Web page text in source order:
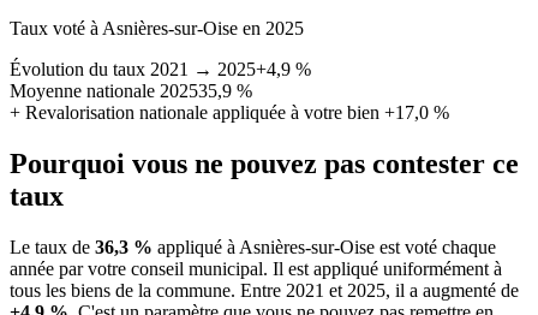
Taux voté à Asnières-sur-Oise en 2025
Évolution du taux 2021 → 2025+4,9 %
Moyenne nationale 202535,9 %
+ Revalorisation nationale appliquée à votre bien +17,0 %
Pourquoi vous ne pouvez pas contester ce
taux
Le taux de 36,3 % appliqué à Asnières-sur-Oise est voté chaque
année par votre conseil municipal. Il est appliqué uniformément à
tous les biens de la commune. Entre 2021 et 2025, il a augmenté de